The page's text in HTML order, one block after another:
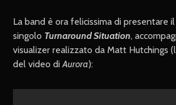
La band è ora felicissima di presentare
singolo Turnaround Situation,
visualizer realizzato da Matt Hutchings
del video diAurora):